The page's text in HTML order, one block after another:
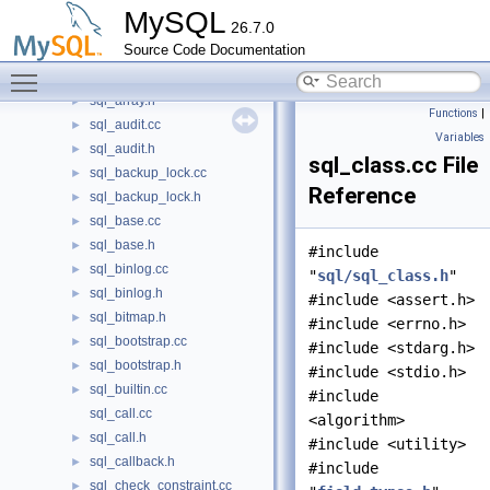
MySQL 26.7.0
Source Code Documentation
►
► sql_alter.h
sql_alter_instance.cc
► sql_array.h
► sql_audit.cc
► sql_audit.h
► sql_backup_lock.cc
► sql_backup_lock.h
► sql_base.cc
► sql_base.h
► sql_binlog.cc
► sql_binlog.h
► sql_bitmap.h
► sql_bootstrap.cc
► sql_bootstrap.h
►
sql_builtin.cc
sql_call.cc
► sql_call.h
► sql_callback.h
► sql_check_constraint.cc
Functions |
Variables
sql_class.cc File
Reference
#include
"sql/sql_class.h"
#include <assert.h>
#include <errno.h>
#include <stdarg.h>
#include <stdio.h>
#include
<algorithm>
#include <utility>
#include